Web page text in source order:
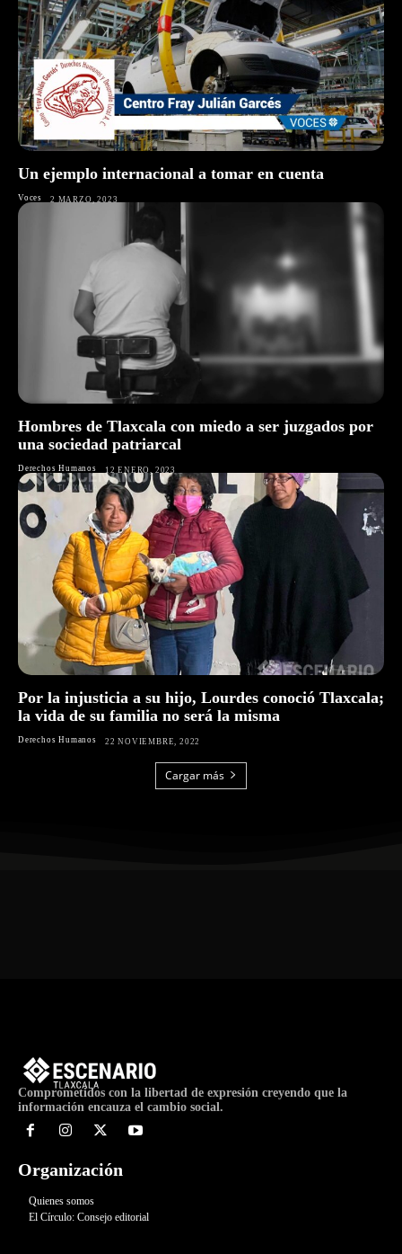
Un ejemplo internacional a tomar en cuenta
Voces 2 MARZO, 2023
Hombres de Tlaxcala con miedo a ser juzgados por
una sociedad patriarcal
Derechos Humanos 12 ENERO, 2023
Por la injusticia a su hijo, Lourdes conoció Tlaxcala;
la vida de su familia no será la misma
Derechos Humanos 22 NOVIEMBRE, 2022
Cargar más
Comprometidos con la libertad de expresión creyendo que la
información encauza el cambio social.
Organización
Quienes somos
El Círculo: Consejo editorial